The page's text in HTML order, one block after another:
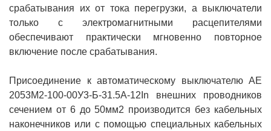
срабатывания их от тока перегрузки, а выключатели
только с электромагнитными расцепителями
обеспечивают практически мгновенно повторное
включение после срабатывания.
Присоединение к автоматическому выключателю АЕ
2053M2-100-00У3-Б-31.5А-12In внешних проводников
сечением от 6 до 50мм2 производится без кабельных
наконечников или с помощью специальных кабельных